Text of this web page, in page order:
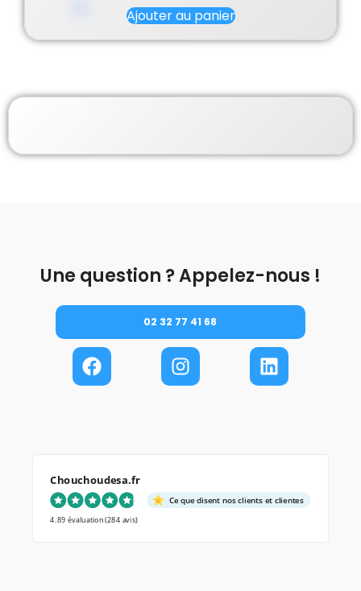
Ajouter au panier
Une question ? Appelez-nous !
02 32 77 41 68
Chouchoudesa.fr
Ce que disent nos clients et clientes
4.89 évaluation(284 avis)